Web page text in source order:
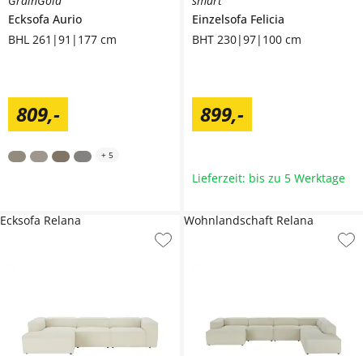
Ecksofa Aurio
BHL 261|91|177 cm
809,-
+ 5
Einzelsofa Felicia
BHT 230|97|100 cm
899,-
Lieferzeit: bis zu 5 Werktage
Ecksofa Relana Wohnlandschaft Relana